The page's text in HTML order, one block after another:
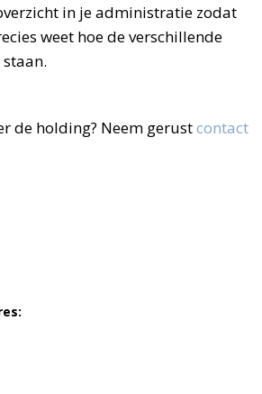
in je administratie zodat
weet hoe de verschillende
de holding? Neem gerustcontact